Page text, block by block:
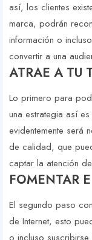
así, los clientes
marca, podrán
información o
convertir a una
ATRAE A TU
Lo primero para
una estrategia así
evidentemente será
de calidad, que
captar la atención
FOMENTAR
El segundo paso
de Internet, esto